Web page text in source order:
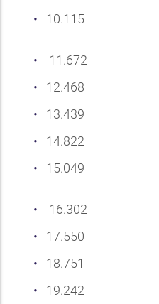
10.115
11.672
12.468
13.439
14.822
15.049
16.302
17.550
18.751
19.242